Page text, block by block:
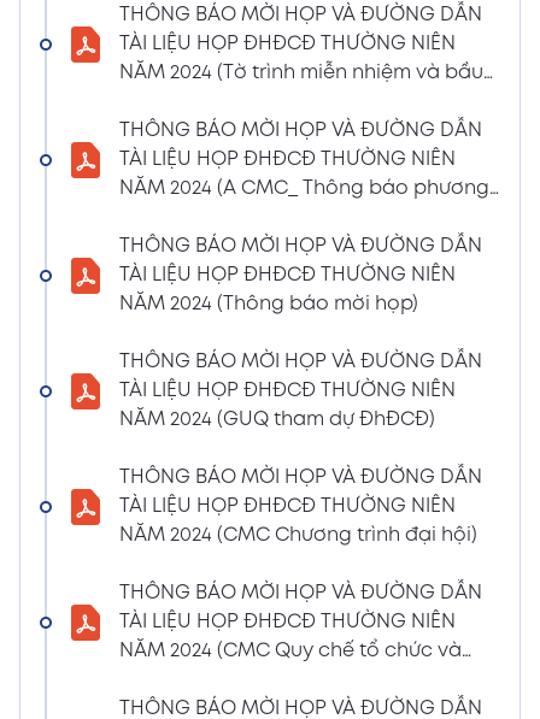
6:07 PM
THÔNG BÁO MỜI HỌP VÀ ĐƯỜNG DẪN TÀI
LIỆU HỌP ĐHĐCĐ THƯỜNG NIÊN NĂM
01/04/2024
4:00 PM
CBTT về việc nhận được Đơn từ nhiệm vị trí
Thùy Giang và bà Nguyễn Hồng Oanh
04/03/2024
11:29 AM
hiện quyền tham dự ĐHĐCĐ thường niên
năm 2024
Xem PDF
30/01/2024
BÁO CÁO TÌNH HÌNH QUẢN TRỊ NĂM 2023
17/01/2024
Nghị quyết HĐQT số 02 về việc CMC thông
qua việc chốt ngày đăng ký cuối cùng để
thực hiện quyền nhận lãi Trái Phiếu
Xem PDF
BKS)
THÔNG BÁO MỜI HỌP VÀ ĐƯỜNG DẪN
TÀI LIỆU HỌP ĐHĐCĐ THƯỜNG NIÊN
NĂM 2024 (Tờ trình miễn nhiệm và bầu
THÔNG BÁO MỜI HỌP VÀ ĐƯỜNG DẪN
TÀI LIỆU HỌP ĐHĐCĐ THƯỜNG NIÊN
NĂM 2024 (A CMC_ Thông báo phương
THÔNG BÁO MỜI HỌP VÀ ĐƯỜNG DẪN
TÀI LIỆU HỌP ĐHĐCĐ THƯỜNG NIÊN
NĂM 2024 (Thông báo mời họp)
THÔNG BÁO MỜI HỌP VÀ ĐƯỜNG DẪN
TÀI LIỆU HỌP ĐHĐCĐ THƯỜNG NIÊN
NĂM 2024 (GUQ tham dự ĐhĐCĐ)
THÔNG BÁO MỜI HỌP VÀ ĐƯỜNG DẪN
TÀI LIỆU HỌP ĐHĐCĐ THƯỜNG NIÊN
NĂM 2024 (CMC Chương trình đại hội)
THÔNG BÁO MỜI HỌP VÀ ĐƯỜNG DẪN
TÀI LIỆU HỌP ĐHĐCĐ THƯỜNG NIÊN
NĂM 2024 (CMC Quy chế tổ chức và
THÔNG BÁO MỜI HỌP VÀ ĐƯỜNG DẪN